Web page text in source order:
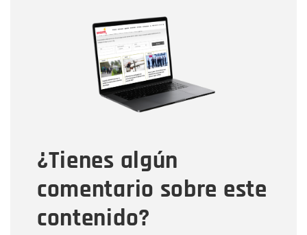
¿Tienes algún
comentario sobre este
contenido?
Correo electrónico
Tipo de comentario
Mensaje